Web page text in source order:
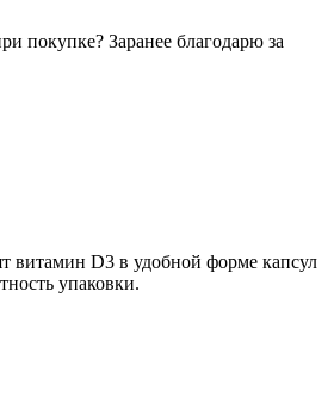
покупке? Заранее благодарю за
витамин D3 в удобной форме капсул
упаковки.